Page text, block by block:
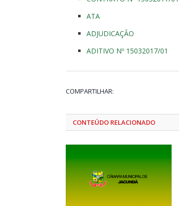
ATA
ADJUDICAÇÃO
ADITIVO Nº 15032017/01
COMPARTILHAR:
CONTEÚDO RELACIONADO